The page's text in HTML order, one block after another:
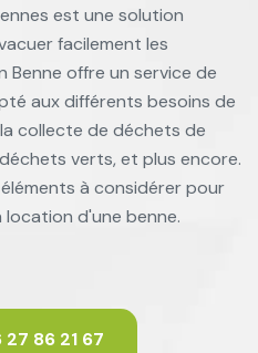
est une solution
facilement les
offre un service de
aux différents besoins de
collecte de déchets de
verts, et plus encore.
à considérer pour
d'une benne.
27 86 21 67